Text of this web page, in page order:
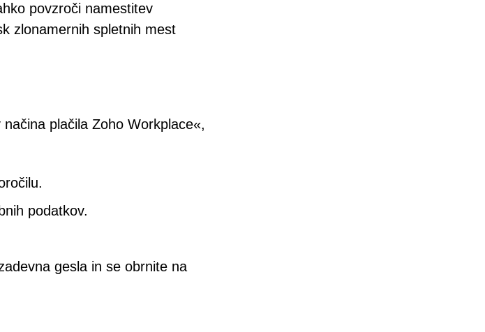
povzroči namestitev
zlonamernih spletnih mest
plačila Zoho Workplace«,
podatkov.
gesla in se obrnite na